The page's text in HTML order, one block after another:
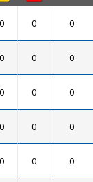
0 0 0
0 0 0
0 0 0
0 0 0
0 0 0